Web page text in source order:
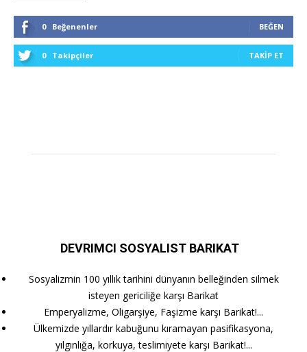
0 Beğenenler BEĞEN
0 Takipçiler TAKIP ET
DEVRIMCI SOSYALIST BARIKAT
Sosyalizmin 100 yıllık tarihini dünyanın belleğinden silmek
isteyen gericiliğe karşı Barikat
Emperyalizme, Oligarşiye, Faşizme karşı Barikat!...
Ülkemizde yıllardır kabuğunu kıramayan pasifikasyona,
yılgınlığa, korkuya, teslimiyete karşı Barikat!...